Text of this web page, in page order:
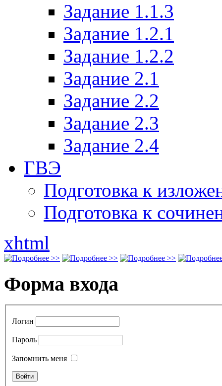
Задание 1.1.3
Задание 1.2.1
Задание 1.2.2
Задание 2.1
Задание 2.2
Задание 2.3
Задание 2.4
ГВЭ
Подготовка к
Подготовка к
xhtml
Форма входа
Логин
Пароль
Запомнить меня